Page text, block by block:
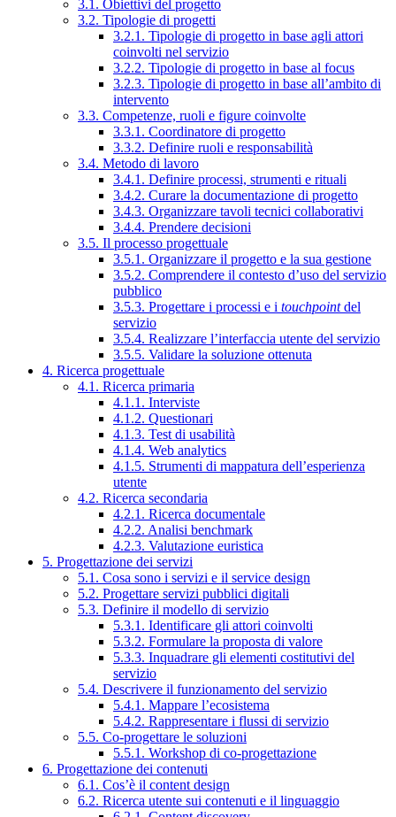
3.1. Obiettivi del progetto
3.2. Tipologie di progetti
3.2.1. Tipologie di progetto in base agli attori
coinvolti nel servizio
3.2.2. Tipologie di progetto in base al focus
3.2.3. Tipologie di progetto in base all’ambito di
intervento
3.3. Competenze, ruoli e figure coinvolte
3.3.1. Coordinatore di progetto
3.3.2. Definire ruoli e responsabilità
3.4. Metodo di lavoro
3.4.1. Definire processi, strumenti e rituali
3.4.2. Curare la documentazione di progetto
3.4.3. Organizzare tavoli tecnici collaborativi
3.4.4. Prendere decisioni
3.5. Il processo progettuale
3.5.1. Organizzare il progetto e la sua gestione
3.5.2. Comprendere il contesto d’uso del servizio
pubblico
3.5.3. Progettare i processi e i touchpointdel
servizio
3.5.4. Realizzare l’interfaccia utente del servizio
3.5.5. Validare la soluzione ottenuta
4. Ricerca progettuale
4.1. Ricerca primaria
4.1.1. Interviste
4.1.2. Questionari
4.1.3. Test di usabilità
4.1.4. Web analytics
4.1.5. Strumenti di mappatura dell’esperienza
utente
4.2. Ricerca secondaria
4.2.1. Ricerca documentale
4.2.2. Analisi benchmark
4.2.3. Valutazione euristica
5. Progettazione dei servizi
5.1. Cosa sono i servizi e il service design
5.2. Progettare servizi pubblici digitali
5.3. Definire il modello di servizio
5.3.1. Identificare gli attori coinvolti
5.3.2. Formulare la proposta di valore
5.3.3. Inquadrare gli elementi costitutivi del
servizio
5.4. Descrivere il funzionamento del servizio
5.4.1. Mappare l’ecosistema
5.4.2. Rappresentare i flussi di servizio
5.5. Co-progettare le soluzioni
5.5.1. Workshop di co-progettazione
6. Progettazione dei contenuti
6.1. Cos’è il content design
6.2. Ricerca utente sui contenuti e il linguaggio